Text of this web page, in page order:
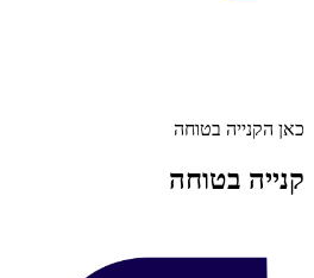
כאן הקנייה בטוחה
קנייה בטוחה